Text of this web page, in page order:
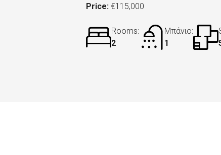
Price: €115,000
Rooms:
2
Μπάνιο:
1